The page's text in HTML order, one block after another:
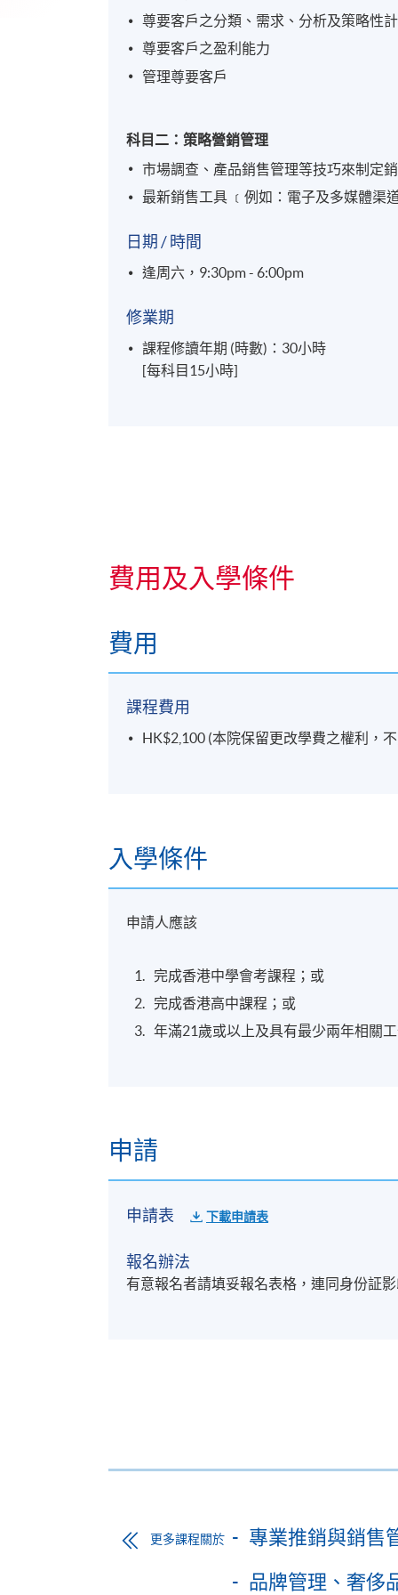
尊要客戶之分類、需求、分析及策略性計
尊要客戶之盈利能力
管理尊要客戶
科目二：策略營銷管理
市場調查、產品銷售管理等技巧來制定
最新銷售工具 ﹝例如：電子及多媒體渠
日期 / 時間
逢周六，9:30pm - 6:00pm
修業期
課程修讀年期 (時數)：30小時
[每科目15小時]
費用及入學條件
費用
課程費用
HK$2,100 (本院保留更改學費之權利，
入學條件
申請人應該
完成香港中學會考課程；或
完成香港高中課程；或
年滿21歲或以上及具有最少兩年相關工
申請
申請表 下載申請表
報名辦法
有意報名者請填妥報名表格，連同身份証影
更多課程關於 專業推銷與銷售
品牌管理、奢侈